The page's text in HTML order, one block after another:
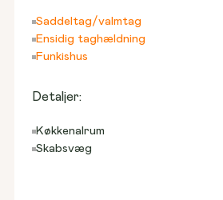
Saddeltag/valmtag
Ensidig taghældning
Funkishus
Detaljer:
Køkkenalrum
Skabsvæg